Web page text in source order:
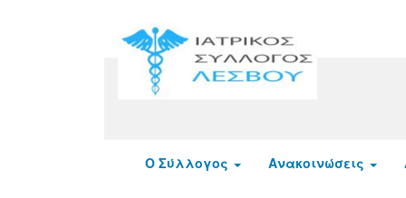
Ο Σύλλογος Ανακοινώσεις